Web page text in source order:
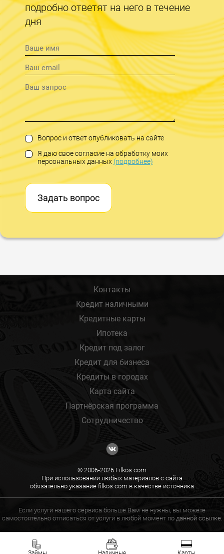
подробно ответят на него в течение
дня
Вопрос и ответ опубликовать на сайте
Я даю свое согласие на обработку моих
персональных данных(подробнее)
Задать вопрос
Контакты
Кредит наличными
Кредитные карты
Ипотека
Кредит под залог
Кредит для бизнеса
Кредиты в городах
Карта сайта
Партнёрская программа
Сотрудничество
© 2006-2026 Filkos.com
При использовании любых материалов с сайта
обязательно указание filkos.com в качестве источника
Если услуги нашего сервиса больше Вам не нужны, вы можете
самостоятельно отписаться от услуги в любой момент по данной ссылке.